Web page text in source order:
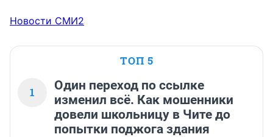
Новости СМИ2
ТОП 5
1
Один переход по ссылке
изменил всё. Как мошенники
довели школьницу в Чите до
попытки поджога здания